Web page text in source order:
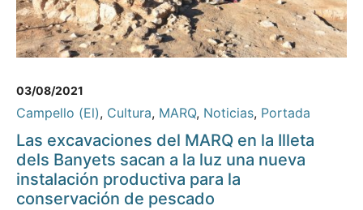
03/08/2021
Campello (El), Cultura, MARQ, Noticias, Portada
Las excavaciones del MARQ en la Illeta
dels Banyets sacan a la luz una nueva
instalación productiva para la
conservación de pescado